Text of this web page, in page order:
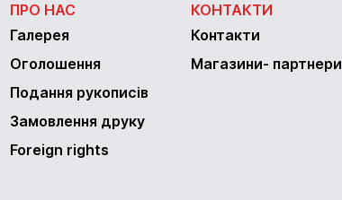
ПРО НАС
Галерея
Оголошення
Подання рукописів
Замовлення друку
Foreign rights
КОНТАКТИ
Контакти
Магазини- партнери